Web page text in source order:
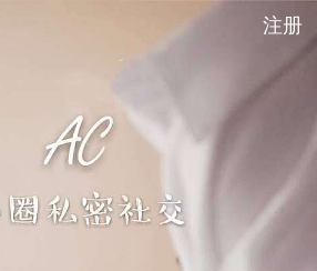
注册